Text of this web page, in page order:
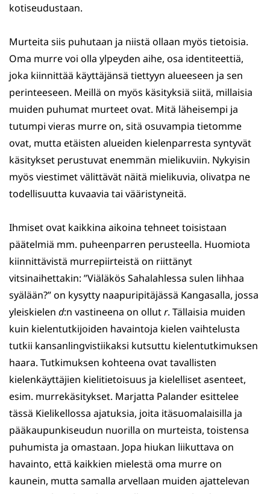
kotiseudustaan.
Murteita siis puhutaan ja niistä ollaan myös tietoisia.
Oma murre voi olla ylpeyden aihe, osa identiteettiä,
joka kiinnittää käyttäjänsä tiettyyn alueeseen ja sen
perinteeseen. Meillä on myös käsityksiä siitä, millaisia
muiden puhumat murteet ovat. Mitä läheisempi ja
tutumpi vieras murre on, sitä osuvampia tietomme
ovat, mutta etäisten alueiden kielenparresta syntyvät
käsitykset perustuvat enemmän mielikuviin. Nykyisin
myös viestimet välittävät näitä mielikuvia, olivatpa ne
todellisuutta kuvaavia tai vääristyneitä.
Ihmiset ovat kaikkina aikoina tehneet toisistaan
päätelmiä mm. puheenparren perusteella. Huomiota
kiinnittävistä murrepiirteistä on riittänyt
vitsinaihettakin: ”Viäläkös Sahalahlessa sulen lihhaa
syälään?” on kysytty naapuripitäjässä Kangasalla, jossa
yleiskielen d:n vastineena on ollutr. Tällaisia muiden
kuin kielentutkijoiden havaintoja kielen vaihtelusta
tutkii kansanlingvistiikaksi kutsuttu kielentutkimuksen
haara. Tutkimuksen kohteena ovat tavallisten
kielenkäyttäjien kielitietoisuus ja kielelliset asenteet,
esim. murrekäsitykset. Marjatta Palander esittelee
tässä Kielikellossa ajatuksia, joita itäsuomalaisilla ja
pääkaupunkiseudun nuorilla on murteista, toistensa
puhumista ja omastaan. Jopa hiukan liikuttava on
havainto, että kaikkien mielestä oma murre on
kaunein, mutta samalla arvellaan muiden ajattelevan